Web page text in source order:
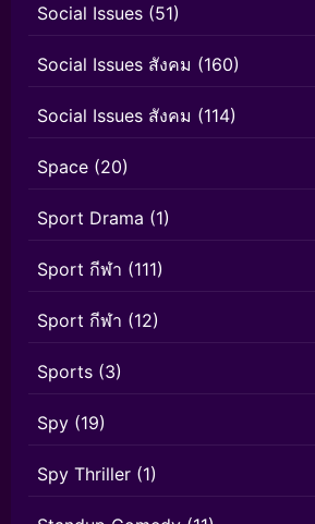
Social Issues (51)
Social Issues สังคม (160)
Social Issues สังคม (114)
Space (20)
Sport Drama (1)
Sport กีฬา (111)
Sport กีฬา (12)
Sports (3)
Spy (19)
Spy Thriller (1)